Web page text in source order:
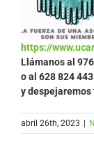
https://
Llámanos al
o al 628 824
y
abril 26th, 2023